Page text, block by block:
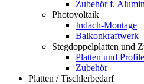
Zubehör f.
Photovoltaik
Indach-Montage
Balkonkraftwerk
Stegdoppelplatten und
Platten und Profile
Zubehör
Platten / Tischlerbedarf